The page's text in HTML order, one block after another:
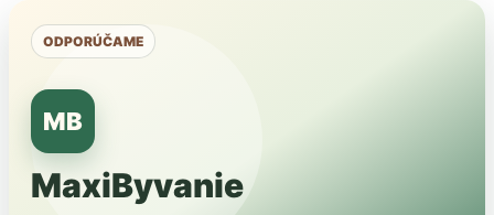
ODPORÚČAME
MB
MaxiByvanie